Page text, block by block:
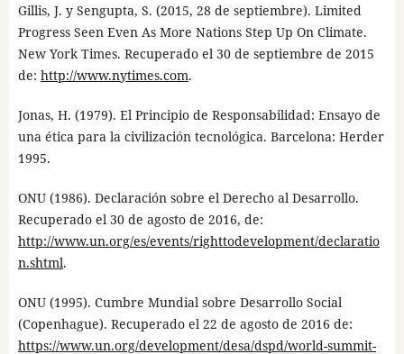
Gillis, J. y Sengupta, S. (2015, 28 de septiembre). Limited
Progress Seen Even As More Nations Step Up On Climate.
New York Times. Recuperado el 30 de septiembre de 2015
de: http://www.nytimes.com.
Jonas, H. (1979). El Principio de Responsabilidad: Ensayo de
una ética para la civilización tecnológica. Barcelona: Herder
1995.
ONU (1986). Declaración sobre el Derecho al Desarrollo.
Recuperado el 30 de agosto de 2016, de:
http://www.un.org/es/events/righttodevelopment/declaratio
n.shtml.
ONU (1995). Cumbre Mundial sobre Desarrollo Social
(Copenhague). Recuperado el 22 de agosto de 2016 de:
https://www.un.org/development/desa/dspd/world-summit-